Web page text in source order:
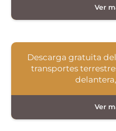
Descarga gratuita
transportes